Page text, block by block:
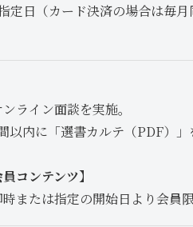
定日（カード決済の場合は毎
ライン面談を実施。
以内に「選書カルテ（PDF）」
コンテンツ】
または指定の開始日より会員